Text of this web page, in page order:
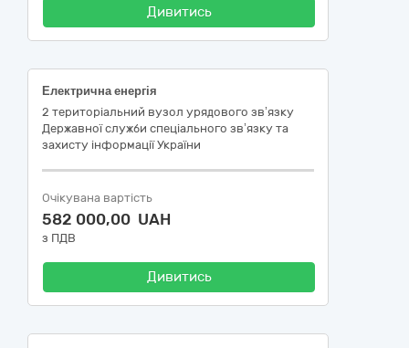
Дивитись
Електрична енергія
2 територіальний вузол урядового зв’язку
Державної служби спеціального зв’язку та
захисту інформації України
Очікувана вартість
582 000,00 UAH
з ПДВ
Дивитись